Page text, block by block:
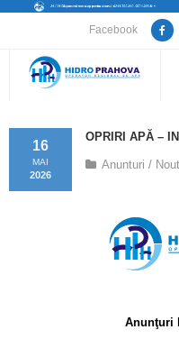
Facebook
Despre noi
Guvernanță Corporativă
OPRIRI APĂ –
16
MAI
2026
Anunturi /
Anunţuri